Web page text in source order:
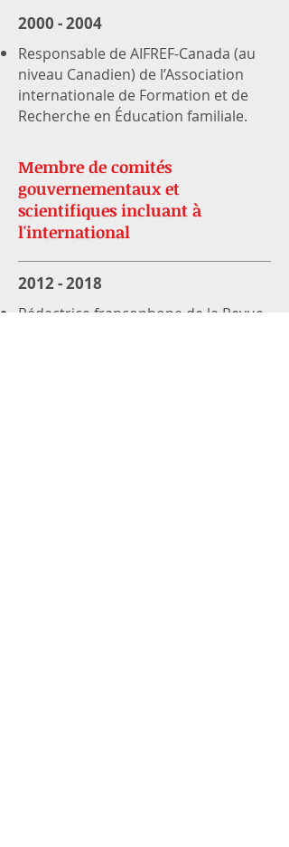
2000 - 2004
Responsable de AIFREF-Canada (au
niveau Canadien) de l’Association
internationale de Formation et de
Recherche en Éducation familiale.
Membre de comités
gouvernementaux et
scientifiques incluant à
l'international
2012 - 2018
Rédactrice francophone de la Revue